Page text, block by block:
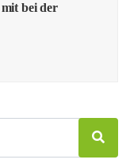
bei der